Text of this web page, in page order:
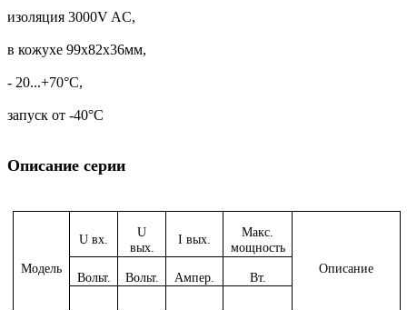
изоляция 3000V AC,
в кожухе 99х82х36мм,
- 20...+70°С,
запуск от -40°С
Описание серии
Модель
U вх.
U
вых.
I вых.
Макс.
мощность
Описание
Вольт. Вольт. Ампер. Вт.